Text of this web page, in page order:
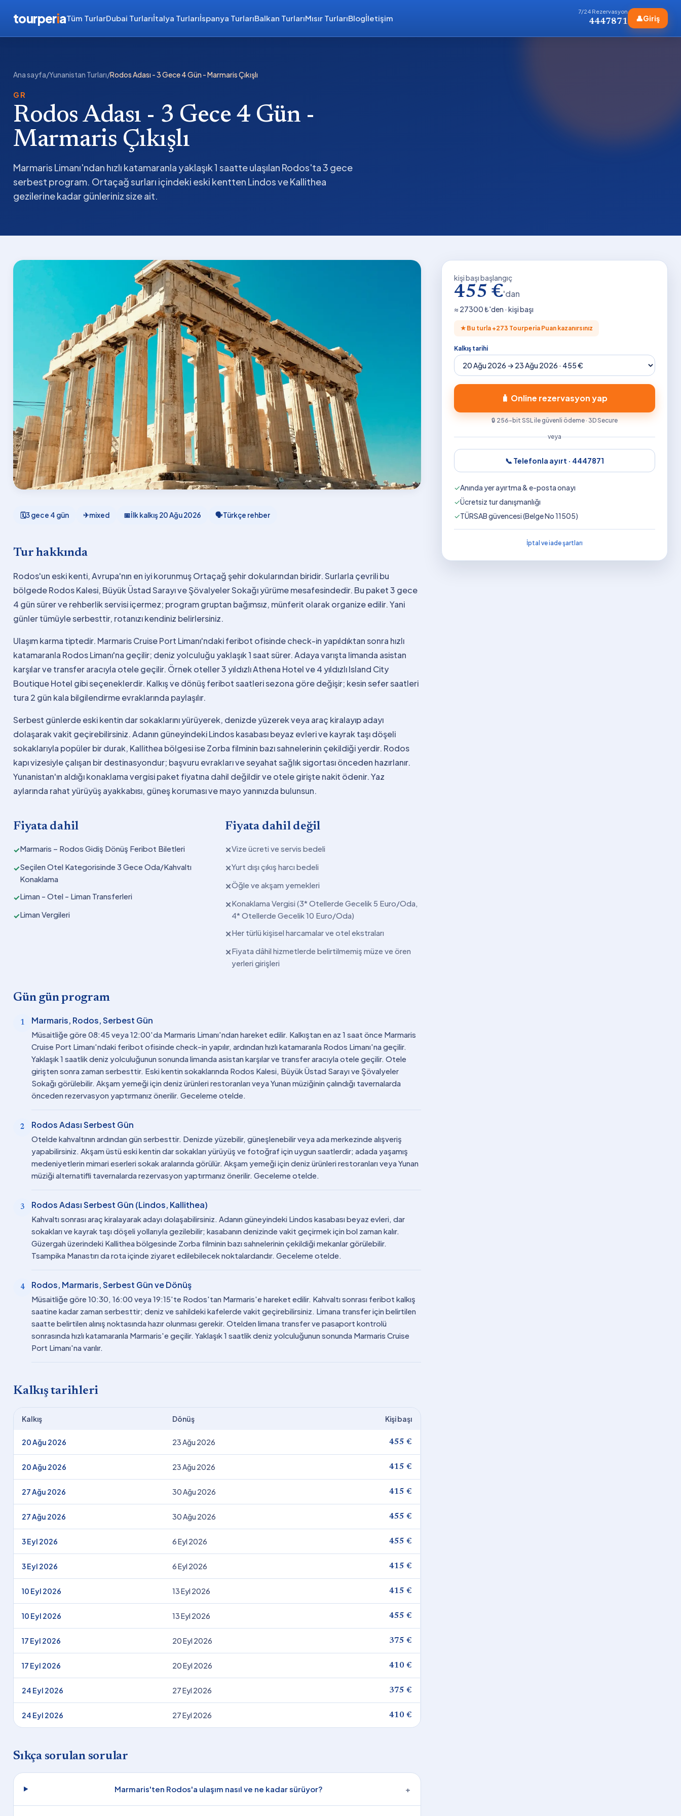
tourperiaTüm TurlarDubai Turlarıİtalya Turlarıİspanya TurlarıBalkan TurlarıMısır TurlarıBlogİletişim
7/24 Rezervasyon
4447871 👤Giriş
Ana sayfa/Yunanistan Turları/Rodos Adası - 3 Gece 4 Gün - Marmaris Çıkışlı
GR
Rodos Adası - 3 Gece 4 Gün -
Marmaris Çıkışlı
Marmaris Limanı'ndan hızlı katamaranla yaklaşık 1 saatte ulaşılan Rodos'ta 3 gece
serbest program. Ortaçağ surları içindeki eski kentten Lindos ve Kallithea
gezilerine kadar günleriniz size ait.
🗓3 gece 4 gün ✈mixed 📅İlk kalkış20 Ağu 2026 🗣Türkçe rehber
Tur hakkında
Rodos'un eski kenti, Avrupa'nın en iyi korunmuş Ortaçağ şehir dokularından biridir. Surlarla çevrili bu
bölgede Rodos Kalesi, Büyük Üstad Sarayı ve Şövalyeler Sokağı yürüme mesafesindedir. Bu paket 3 gece
4 gün sürer ve rehberlik servisi içermez; program gruptan bağımsız, münferit olarak organize edilir. Yani
günler tümüyle serbesttir, rotanızı kendiniz belirlersiniz.
Ulaşım karma tiptedir. Marmaris Cruise Port Limanı'ndaki feribot ofisinde check-in yapıldıktan sonra hızlı
katamaranla Rodos Limanı'na geçilir; deniz yolculuğu yaklaşık 1 saat sürer. Adaya varışta limanda asistan
karşılar ve transfer aracıyla otele geçilir. Örnek oteller 3 yıldızlı Athena Hotel ve 4 yıldızlı Island City
Boutique Hotel gibi seçeneklerdir. Kalkış ve dönüş feribot saatleri sezona göre değişir; kesin sefer saatleri
tura 2 gün kala bilgilendirme evraklarında paylaşılır.
Serbest günlerde eski kentin dar sokaklarını yürüyerek, denizde yüzerek veya araç kiralayıp adayı
dolaşarak vakit geçirebilirsiniz. Adanın güneyindeki Lindos kasabası beyaz evleri ve kayrak taşı döşeli
sokaklarıyla popüler bir durak, Kallithea bölgesi ise Zorba filminin bazı sahnelerinin çekildiği yerdir. Rodos
kapı vizesiyle çalışan bir destinasyondur; başvuru evrakları ve seyahat sağlık sigortası önceden hazırlanır.
Yunanistan'ın aldığı konaklama vergisi paket fiyatına dahil değildir ve otele girişte nakit ödenir. Yaz
aylarında rahat yürüyüş ayakkabısı, güneş koruması ve mayo yanınızda bulunsun.
Fiyata dahil
✓Marmaris – Rodos Gidiş Dönüş Feribot Biletleri
✓Seçilen Otel Kategorisinde 3 Gece Oda/Kahvaltı
Konaklama
✓Liman - Otel - Liman Transferleri
✓Liman Vergileri
Fiyata dahil değil
✕Vize ücreti ve servis bedeli
✕Yurt dışı çıkış harcı bedeli
✕Öğle ve akşam yemekleri
✕Konaklama Vergisi (3* Otellerde Gecelik 5 Euro/Oda,
4* Otellerde Gecelik 10 Euro/Oda)
✕Her türlü kişisel harcamalar ve otel ekstraları
✕Fiyata dâhil hizmetlerde belirtilmemiş müze ve ören
yerleri girişleri
Gün gün program
1 Marmaris, Rodos, Serbest Gün
Müsaitliğe göre 08:45 veya 12:00'da Marmaris Limanı'ndan hareket edilir. Kalkıştan en az 1 saat önce Marmaris
Cruise Port Limanı'ndaki feribot ofisinde check-in yapılır, ardından hızlı katamaranla Rodos Limanı'na geçilir.
Yaklaşık 1 saatlik deniz yolculuğunun sonunda limanda asistan karşılar ve transfer aracıyla otele geçilir. Otele
girişten sonra zaman serbesttir. Eski kentin sokaklarında Rodos Kalesi, Büyük Üstad Sarayı ve Şövalyeler
Sokağı görülebilir. Akşam yemeği için deniz ürünleri restoranları veya Yunan müziğinin çalındığı tavernalarda
önceden rezervasyon yaptırmanız önerilir. Geceleme otelde.
2 Rodos Adası Serbest Gün
Otelde kahvaltının ardından gün serbesttir. Denizde yüzebilir, güneşlenebilir veya ada merkezinde alışveriş
yapabilirsiniz. Akşam üstü eski kentin dar sokakları yürüyüş ve fotoğraf için uygun saatlerdir; adada yaşamış
medeniyetlerin mimari eserleri sokak aralarında görülür. Akşam yemeği için deniz ürünleri restoranları veya Yunan
müziği alternatifli tavernalarda rezervasyon yaptırmanız önerilir. Geceleme otelde.
3 Rodos Adası Serbest Gün (Lindos, Kallithea)
Kahvaltı sonrası araç kiralayarak adayı dolaşabilirsiniz. Adanın güneyindeki Lindos kasabası beyaz evleri, dar
sokakları ve kayrak taşı döşeli yollarıyla gezilebilir; kasabanın denizinde vakit geçirmek için bol zaman kalır.
Güzergah üzerindeki Kallithea bölgesinde Zorba filminin bazı sahnelerinin çekildiği mekanlar görülebilir.
Tsampika Manastırı da rota içinde ziyaret edilebilecek noktalardandır. Geceleme otelde.
4 Rodos, Marmaris, Serbest Gün ve Dönüş
Müsaitliğe göre 10:30, 16:00 veya 19:15'te Rodos'tan Marmaris'e hareket edilir. Kahvaltı sonrası feribot kalkış
saatine kadar zaman serbesttir; deniz ve sahildeki kafelerde vakit geçirebilirsiniz. Limana transfer için belirtilen
saatte belirtilen alınış noktasında hazır olunması gerekir. Otelden limana transfer ve pasaport kontrolü
sonrasında hızlı katamaranla Marmaris'e geçilir. Yaklaşık 1 saatlik deniz yolculuğunun sonunda Marmaris Cruise
Port Limanı'na varılır.
Kalkış tarihleri
Kalkış Dönüş Kişi başı
20 Ağu 2026 23 Ağu 2026 455 €
20 Ağu 2026 23 Ağu 2026 415 €
27 Ağu 2026 30 Ağu 2026 415 €
27 Ağu 2026 30 Ağu 2026 455 €
3 Eyl 2026 6 Eyl 2026 455 €
3 Eyl 2026 6 Eyl 2026 415 €
10 Eyl 2026 13 Eyl 2026 415 €
10 Eyl 2026 13 Eyl 2026 455 €
17 Eyl 2026 20 Eyl 2026 375 €
17 Eyl 2026 20 Eyl 2026 410 €
24 Eyl 2026 27 Eyl 2026 375 €
24 Eyl 2026 27 Eyl 2026 410 €
Sıkça sorulan sorular
Marmaris'ten Rodos'a ulaşım nasıl ve ne kadar sürüyor? +
kişi başı başlangıç
455 €'dan
≈ 27300₺'den · kişi başı
★ Bu turla +273 Tourperia Puan kazanırsınız
Kalkış tarihi
🧳 Online rezervasyon yap
🔒 256-bit SSL ile güvenli ödeme · 3D Secure
veya
📞 Telefonla ayırt · 4447871
✓Anında yer ayırtma & e-posta onayı
✓Ücretsiz tur danışmanlığı
✓TÜRSAB güvencesi (Belge No 11505)
İptal ve iade şartları